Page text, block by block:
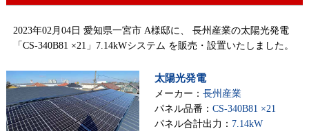
2023年02月04日 愛知県一宮市 A様邸に、 長州産業の太陽光発電
「CS-340B81 ×21」7.14kWシステム を販売・設置いたしました。
太陽光発電
メーカー： 長州産業
パネル品番： CS-340B81 ×21
パネル合計出力： 7.14kW